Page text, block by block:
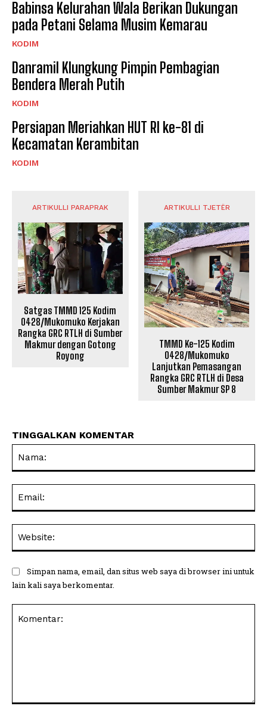
Babinsa Kelurahan Wala Berikan Dukungan
pada Petani Selama Musim Kemarau
KODIM
Danramil Klungkung Pimpin Pembagian
Bendera Merah Putih
KODIM
Persiapan Meriahkan HUT RI ke-81 di
Kecamatan Kerambitan
KODIM
ARTIKULLI PARAPRAK
Satgas TMMD 125 Kodim
0428/Mukomuko Kerjakan
Rangka GRC RTLH di Sumber
Makmur dengan Gotong
Royong
ARTIKULLI TJETËR
TMMD Ke-125 Kodim
0428/Mukomuko
Lanjutkan Pemasangan
Rangka GRC RTLH di Desa
Sumber Makmur SP 8
TINGGALKAN KOMENTAR
Simpan nama, email, dan situs web saya di browser ini untuk
lain kali saya berkomentar.